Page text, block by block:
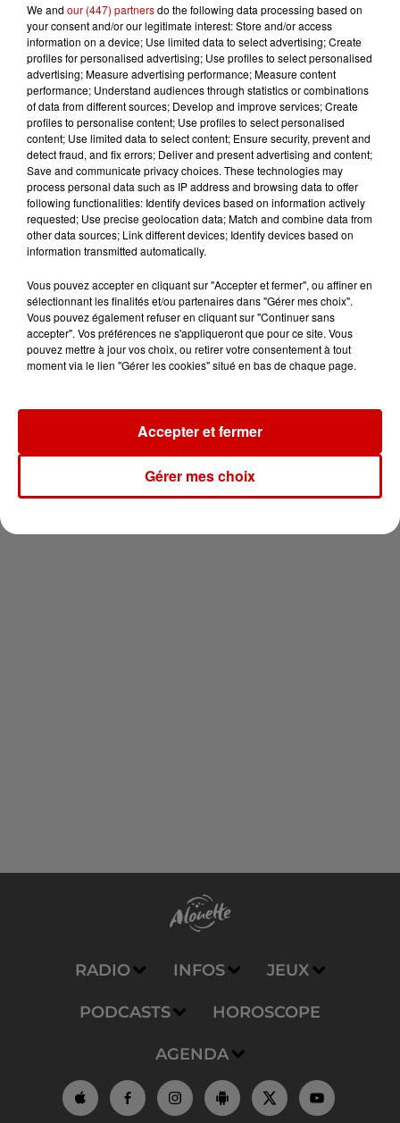
Gagnez vos entrées pour le
Musée du Sport Automobile au
Mans !
Alouette vous invite à
Futuroscope Xperiences !
Le Duel - Gagnez votre balade
en jet ski !
Newsletter
RADIO INFOS JEUX
PODCASTS HOROSCOPE
AGENDA
We and our (447) partnersdo the following data processing based on
your consent and/or our legitimate interest: Store and/or access
information on a device; Use limited data to select advertising; Create
profiles for personalised advertising; Use profiles to select personalised
advertising; Measure advertising performance; Measure content
performance; Understand audiences through statistics or combinations
of data from different sources; Develop and improve services; Create
profiles to personalise content; Use profiles to select personalised
content; Use limited data to select content; Ensure security, prevent and
detect fraud, and fix errors; Deliver and present advertising and content;
Save and communicate privacy choices. These technologies may
process personal data such as IP address and browsing data to offer
following functionalities: Identify devices based on information actively
requested; Use precise geolocation data; Match and combine data from
other data sources; Link different devices; Identify devices based on
information transmitted automatically.
Vous pouvez accepter en cliquant sur "Accepter et fermer", ou affiner en
sélectionnant les finalités et/ou partenaires dans "Gérer mes choix".
Vous pouvez également refuser en cliquant sur "Continuer sans
accepter". Vos préférences ne s'appliqueront que pour ce site. Vous
pouvez mettre à jour vos choix, ou retirer votre consentement à tout
moment via le lien "Gérer les cookies" situé en bas de chaque page.
Gérer mes choix
Accepter et fermer